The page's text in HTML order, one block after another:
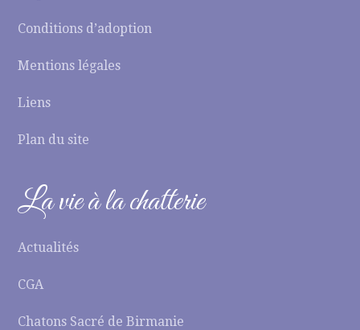
Conditions d’adoption
Mentions légales
Liens
Plan du site
La vie à la chatterie
Actualités
CGA
Chatons Sacré de Birmanie